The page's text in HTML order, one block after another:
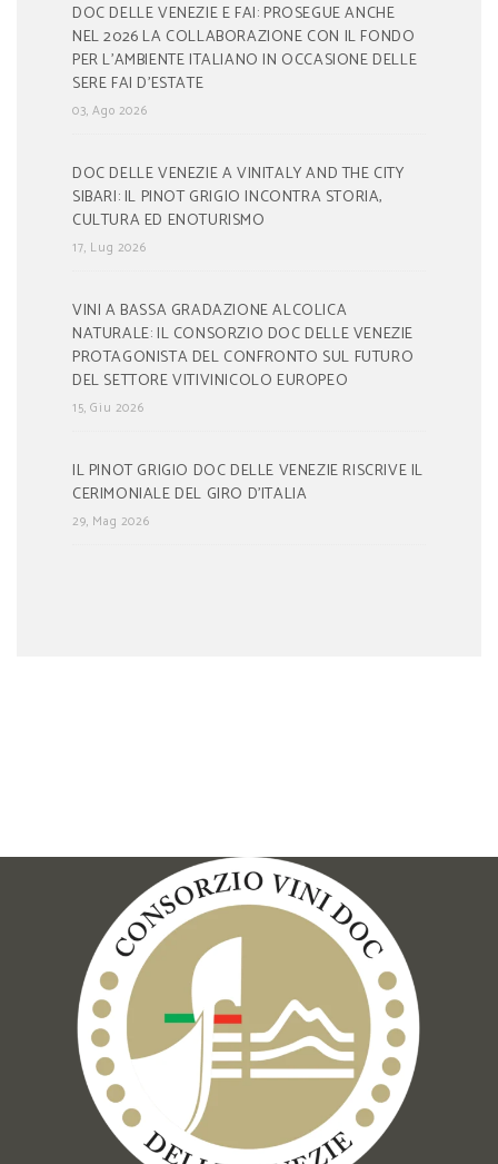
DOC DELLE VENEZIE E FAI: PROSEGUE ANCHE
NEL 2026 LA COLLABORAZIONE CON IL FONDO
PER L’AMBIENTE ITALIANO IN OCCASIONE DELLE
SERE FAI D’ESTATE
03, Ago 2026
DOC DELLE VENEZIE A VINITALY AND THE CITY
SIBARI: IL PINOT GRIGIO INCONTRA STORIA,
CULTURA ED ENOTURISMO
17, Lug 2026
VINI A BASSA GRADAZIONE ALCOLICA
NATURALE: IL CONSORZIO DOC DELLE VENEZIE
PROTAGONISTA DEL CONFRONTO SUL FUTURO
DEL SETTORE VITIVINICOLO EUROPEO
15, Giu 2026
IL PINOT GRIGIO DOC DELLE VENEZIE RISCRIVE IL
CERIMONIALE DEL GIRO D’ITALIA
29, Mag 2026